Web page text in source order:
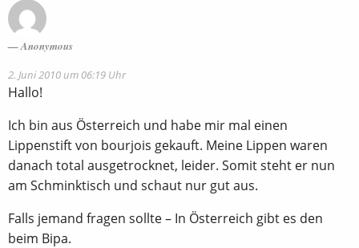
Anonymous
2. Juni 2010 um 06:19 Uhr
Hallo!
Ich bin aus Österreich und habe mir mal einen
Lippenstift von bourjois gekauft. Meine Lippen waren
danach total ausgetrocknet, leider. Somit steht er nun
am Schminktisch und schaut nur gut aus.
Falls jemand fragen sollte – In Österreich gibt es den
beim Bipa.